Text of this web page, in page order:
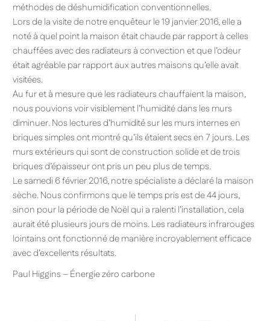
méthodes de déshumidification conventionnelles.
Lors de la visite de notre enquêteur le 19 janvier 2016, elle a
noté à quel point la maison était chaude par rapport à celles
chauffées avec des radiateurs à convection et que l’odeur
était agréable par rapport aux autres maisons qu’elle avait
visitées.
Au fur et à mesure que les radiateurs chauffaient la maison,
nous pouvions voir visiblement l’humidité dans les murs
diminuer. Nos lectures d’humidité sur les murs internes en
briques simples ont montré qu’ils étaient secs en 7 jours. Les
murs extérieurs qui sont de construction solide et de trois
briques d’épaisseur ont pris un peu plus de temps.
Le samedi 6 février 2016, notre spécialiste a déclaré la maison
sèche. Nous confirmons que le temps pris est de 44 jours,
sinon pour la période de Noël qui a ralenti l’installation, cela
aurait été plusieurs jours de moins. Les radiateurs infrarouges
lointains ont fonctionné de manière incroyablement efficace
avec d’excellents résultats.
Paul Higgins – Énergie zéro carbone